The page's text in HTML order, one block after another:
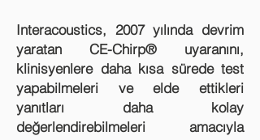
Interacoustics, 2007 yılında devrim
yaratan CE-Chirp® uyaranını,
klinisyenlere daha kısa sürede test
yapabilmeleri ve elde ettikleri
yanıtları daha kolay
değerlendirebilmeleri amacıyla